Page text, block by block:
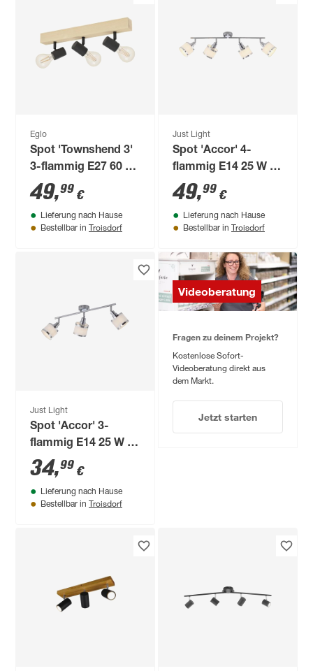
Eglo
Spot 'Townshend 3'
3-flammig E27 60 W
Ø 5 cm
49,99 €
Lieferung nach Hause
Bestellbar in Troisdorf
Just Light
Spot 'Accor' 4-
flammig E14 25 W 78
x 22 x 78 cm
49,99 €
Lieferung nach Hause
Bestellbar in Troisdorf
Just Light
Spot 'Accor' 3-
flammig E14 25 W 69
x 22 x 29 cm
34,99 €
Lieferung nach Hause
Bestellbar in Troisdorf
Videoberatung
Fragen zu deinem Projekt?
Kostenlose Sofort-
Videoberatung direkt aus
dem Markt.
Jetzt starten